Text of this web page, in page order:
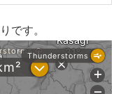
です。